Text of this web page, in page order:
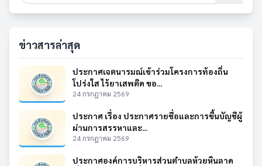
ข่าวสารล่าสุด
ประกาศเจตนารมณ์เข้าร่วมโครงการท้องถิ่น
โปร่งใส ไร้ยาเสพติด ขอ...
24 กรกฎาคม 2569
ประกาศ เรื่อง ประกาศรายชื่อและการขึ้นบัญชีผู้
ผ่านการสรรหาและ...
24 กรกฎาคม 2569
ประกาศองค์การบริหารส่วนตำบลห้วยหินลาด